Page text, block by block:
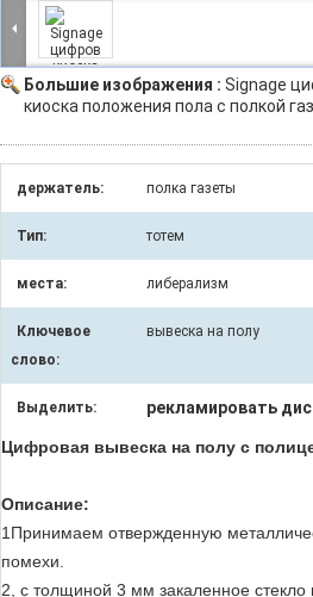
Большие изображения : Signage
киоска положения пола с полкой
держатель: полка газеты
Тип: тотем
места: либерализм
Ключевое
слово:
вывеска на полу
Выделить: рекламировать
Цифровая вывеска на полу с
Описание:
1Принимаем отвержденную
помехи.
2, с толщиной 3 мм закаленное стекло